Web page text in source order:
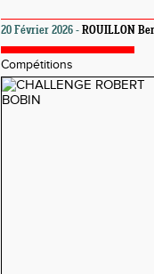
20 Février 2026 - ROUILLON
Compétitions